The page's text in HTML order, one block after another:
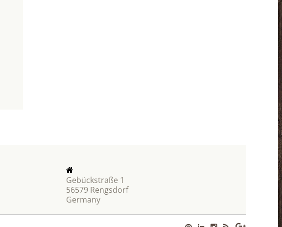
Gebückstraße 1
56579 Rengsdorf
Germany